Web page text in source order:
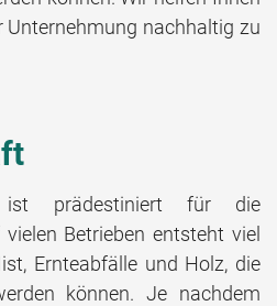
Unternehmung nachhaltig zu
ist prädestiniert für die
Betrieben entsteht viel
Ernteabfälle und Holz, die
können. Je nachdem